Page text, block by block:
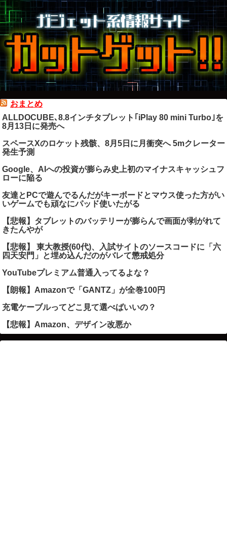
おまとめ
ALLDOCUBE､8.8インチタブレット｢iPlay 80 mini Turbo｣を
8月13日に発売へ
スペースXのロケット残骸、8月5日に月衝突へ 5mクレーター
発生予測
Google、AIへの投資が膨らみ史上初のマイナスキャッシュフ
ローに陥る
友達とPCで遊んでるんだがキーボードとマウス使った方がい
いゲームでも頑なにパッド使いたがる
【悲報】タブレットのバッテリーが膨らんで画面が剥がれて
きたんやが
【悲報】 東大教授(60代)、入試サイトのソースコードに「六
四天安門」と埋め込んだのがバレて懲戒処分
YouTubeプレミアム普通入ってるよな？
【朗報】Amazonで「GANTZ」が全巻100円
充電ケーブルってどこ見て選べばいいの？
【悲報】Amazon、デザイン改悪か